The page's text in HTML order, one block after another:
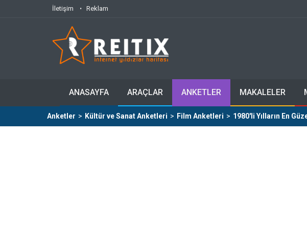
İletişim Reklam
ANASAYFA ARAÇLAR ANKETLER MAKALELER
Anketler > Kültür ve Sanat Anketleri > Film Anketleri > 1980'li Yılların En